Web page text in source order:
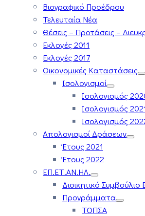
Βιογραφικό Προέδρου
Τελευταία Νέα
Θέσεις – Προτάσεις –
Εκλογές 2011
Εκλογές 2017
Οικονομικές Καταστάσεις
Ισολογισμοί
Ισολογισμός
Ισολογισμός
Ισολογισμός
Απολογισμοί Δράσεων
Έτους 2021
Έτους 2022
ΕΠ.ΕΤ.ΑΝ.ΗΛ.
Διοικητικό
Προγράμματα
ΤΟΠΣΑ